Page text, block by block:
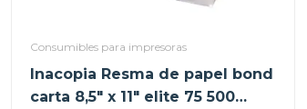
Consumibles para impresoras
Inacopia Resma de papel bond
carta 8,5" x 11" elite 75 500